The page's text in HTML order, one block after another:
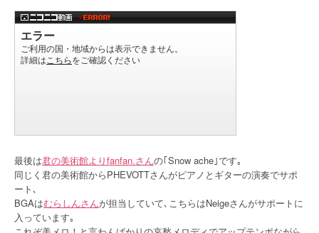
最後は君の美術館よりfanfan.さんの｢Snow ache｣です｡
同じく君の美術館からPHEVOTTさんがピアノとギターの演奏でサポ
ート､
BGAはむらしんさんが担当していて､こちらはNeigeさんがサポートに
入っています｡